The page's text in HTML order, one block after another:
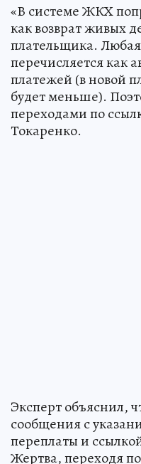
«В системе ЖКХ
как возврат живых
плательщика.
перечисляется как
платежей (в новой
будет меньше).
переходами по
Токаренко.
Эксперт объяснил,
сообщения с
переплаты и
Жертва, переходя